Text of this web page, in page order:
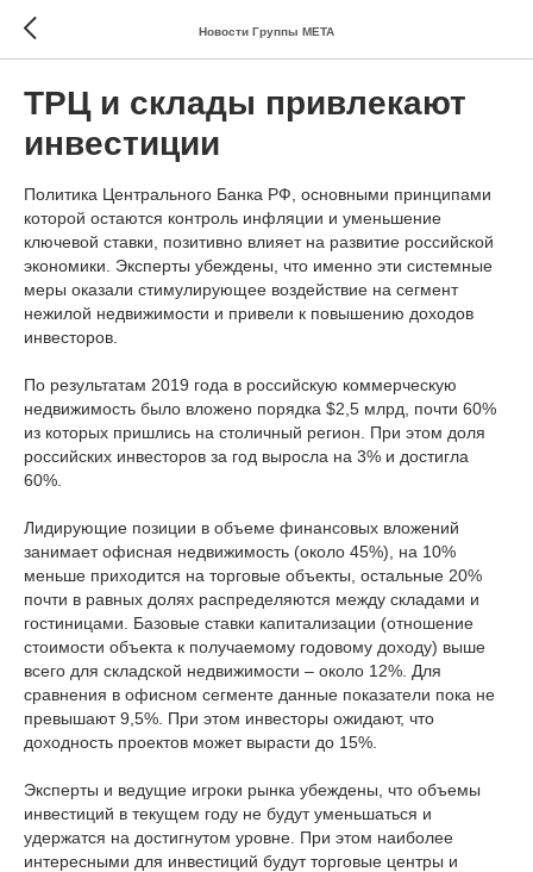
Новости Группы МЕТА
ТРЦ и склады привлекают
инвестиции
Политика Центрального Банка РФ, основными принципами
которой остаются контроль инфляции и уменьшение
ключевой ставки, позитивно влияет на развитие российской
экономики. Эксперты убеждены, что именно эти системные
меры оказали стимулирующее воздействие на сегмент
нежилой недвижимости и привели к повышению доходов
инвесторов.
По результатам 2019 года в российскую коммерческую
недвижимость было вложено порядка $2,5 млрд, почти 60%
из которых пришлись на столичный регион. При этом доля
российских инвесторов за год выросла на 3% и достигла
60%.
Лидирующие позиции в объеме финансовых вложений
занимает офисная недвижимость (около 45%), на 10%
меньше приходится на торговые объекты, остальные 20%
почти в равных долях распределяются между складами и
гостиницами. Базовые ставки капитализации (отношение
стоимости объекта к получаемому годовому доходу) выше
всего для складской недвижимости – около 12%. Для
сравнения в офисном сегменте данные показатели пока не
превышают 9,5%. При этом инвесторы ожидают, что
доходность проектов может вырасти до 15%.
Эксперты и ведущие игроки рынка убеждены, что объемы
инвестиций в текущем году не будут уменьшаться и
удержатся на достигнутом уровне. При этом наиболее
интересными для инвестиций будут торговые центры и